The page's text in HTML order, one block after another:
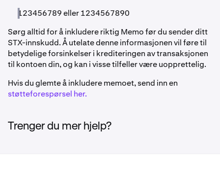
123456789 eller 1234567890
Sørg alltid for å inkludere riktig Memo før du sender ditt
STX-innskudd. Å utelate denne informasjonen vil føre til
betydelige forsinkelser i krediteringen av transaksjonen
til kontoen din, og kan i visse tilfeller være uopprettelig.
Hvis du glemte å inkludere memoet, send inn en
støtteforespørsel her.
Trenger du mer hjelp?